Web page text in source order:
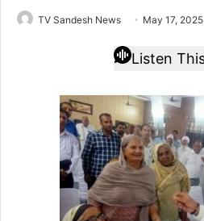
TV Sandesh News May 17, 2025
Listen